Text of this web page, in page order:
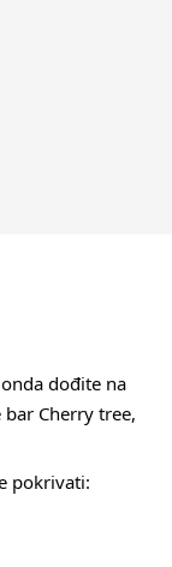
dođite na
Cherry tree,
pokrivati: